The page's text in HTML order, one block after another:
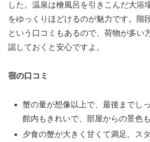
した。温泉は檜風呂を引きこんだ大浴
をゆっくりほどけるのが魅力です。階
という口コミもあるので、荷物が多い
認しておくと安心ですよ。
宿の口コミ
蟹の量が想像以上で、最後までし
館内もきれいで、部屋からの景色
夕食の蟹が大きく甘くて満足。ス